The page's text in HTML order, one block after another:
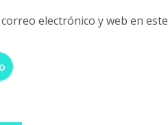
electrónico y web en